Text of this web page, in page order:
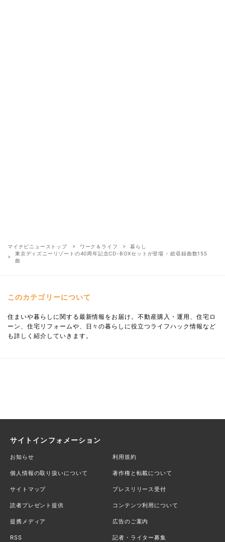
マイナビニューストップ ワーク＆ライフ
暮らし
東京ディズニーリゾートの40周年記念CD-BOXセットが登場 - 総収録曲数155
曲
このカテゴリーについて
住まいや暮らしに関する最新情報をお届け。不動産購入・運用、住宅ロ
ーン、住宅リフォームや、日々の暮らしに役立つライフハック情報など
も詳しく紹介していきます。
サイトインフォメーション
お知らせ 利用規約
個人情報の取り扱いについて 著作権と転載について
サイトマップ プレスリリース受付
読者プレゼント提供 コンテンツ利用について
提携メディア 広告のご案内
RSS 記者・ライター募集